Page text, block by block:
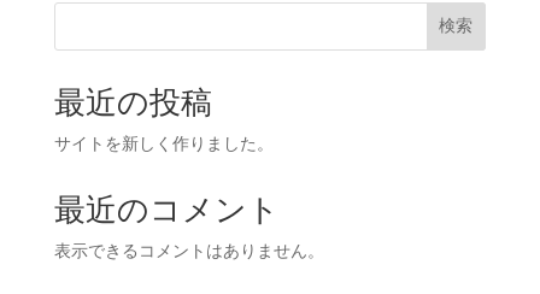
検索
最近の投稿
サイトを新しく作りました。
最近のコメント
表示できるコメントはありません。